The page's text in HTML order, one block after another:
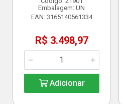
Embalagem: UN
EAN: 3165140561334
R$ 3.498,97
Adicionar